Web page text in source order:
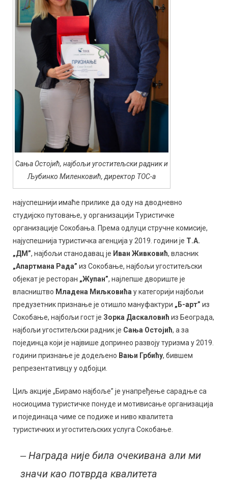
Сања Остојић, најбољи угоститељски радник и
Љубинко Миленковић, директор ТОС-а
најуспешнији имаће прилике да оду на дводневно
студијско путовање, у организацији Туристичке
организације Сокобања. Према одлуци стручне комисије,
најуспешнија туристичка агенција у 2019. години је Т.А.
„ДМ”, најбољи станодавац је Иван Живковић, власник
„Апартмана Рада” из Сокобање, најбољи угоститељски
објекат је ресторан „Жупан”, најлепше двориште је
власништво Младена Миљковића у категорији најбољи
предузетник признање је отишло мануфактури „Б-арт” из
Сокобање, најбољи гост је Зорка Даскаловић из Београда,
најбољи угоститељски радник је Сања Остојић, а за
појединца који је највише допринео развоју туризма у 2019.
години признање је додељено Вањи Грбићу, бившем
репрезентативцу у одбојци.
Циљ акције „Бирамо најбоље” је унапређење сарадње са
носиоцима туристичке понуде и мотивисање организација
и појединаца чиме се подиже и ниво квалитета
туристичких и угоститељских услуга Сокобање.
‒ Награда није била очекивана али ми
значи као потврда квалитета